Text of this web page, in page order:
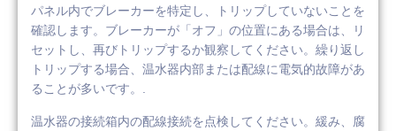
パネル内でブレーカーを特定し、トリップしていないことを
確認します。ブレーカーが「オフ」の位置にある場合は、リ
セットし、再びトリップするか観察してください。繰り返し
トリップする場合、温水器内部または配線に電気的故障があ
ることが多いです。.
温水器の接続箱内の配線接続を点検してください。緩み、腐